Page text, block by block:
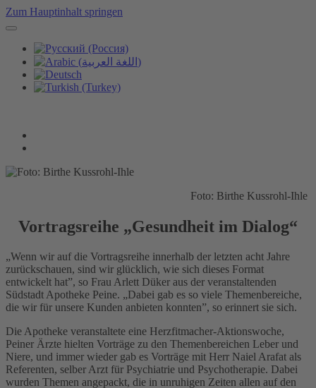
Zum Hauptinhalt springen
Foto: Birthe Kussrohl-Ihle
Vortragsreihe „Gesundheit im Dialog“
„Wenn wir auf die Vortragsreihe innerhalb der letzten acht Jahre
zurückschauen, sind wir glücklich, wie sich dieses Format
entwickelt hat”, so Frau Arlett Düker aus der veranstaltenden
Südstadt Apotheke Peine. „Dabei gab es so viele Themenbereiche,
die wir für unsere Kunden anbieten konnten”, so erinnert sie sich.
Die Apotheke veranstaltete eine Herzfitmacher-Aktionswoche,
Peiner Ärzte hielten Vorträge zu den Themenbereichen Leber und
Niere, und immer wieder gab es Vorträge mit Herr Naiel Arafat als
Referenten, selber Arzt für Psychiatrie und Psychotherapie. Dabei
wurden Themen angepackt, die in unruhigen Zeiten allen auf den